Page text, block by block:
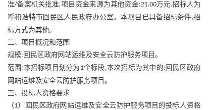
准/备案机关批准,项目资金来源为其他资金:21.00万元,招标人为
呼和浩特市回民区人民政府办公室。本项目已具备招标条件,招
标方式为其他。
二、项目概况和范围
规模: 回民区政府网站运维及安全云防护服务项目。
范围 :本招标项目划分为 1个标段,本次招标为其中的: 回民区政府
网站运维及安全云防护服务项目。
三、投标人资格要求
（1）回民区政府网站运维及安全云防护服务项目的投标人资格